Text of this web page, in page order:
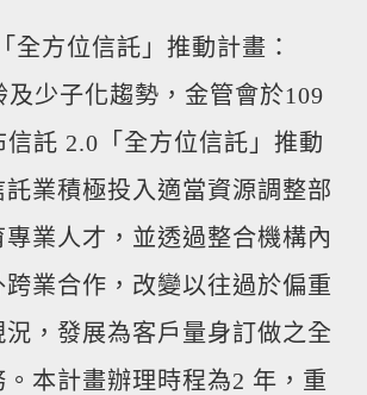
全方位信託」推動計畫：
及少子化趨勢，金管會於109
信託 2.0「全方位信託」推動
業積極投入適當資源調整部
專業人才，並透過整合機構內
業合作，改變以往過於偏重
，發展為客戶量身訂做之全
本計畫辦理時程為2 年，重